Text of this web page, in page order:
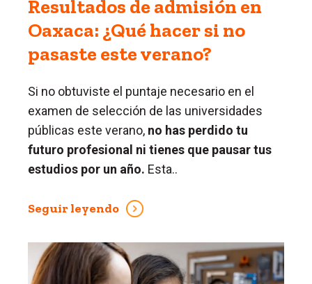
Resultados de admisión en
Oaxaca: ¿Qué hacer si no
pasaste este verano?
Si no obtuviste el puntaje necesario en el
examen de selección de las universidades
públicas este verano, no has perdido tu
futuro profesional ni tienes que pausar tus
estudios por un año. Esta..
Seguir leyendo